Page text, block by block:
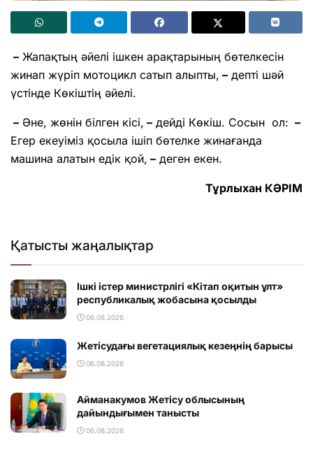
– Жапақтың әйелі ішкен арақтарының бөтелкесін
жинап жүріп мотоцикл сатып алыпты, – депті шәй
үстінде Көкіштің әйелі.
– Әне, жөнін білген кісі, – дейді Көкіш. Сосын ол: –
Егер екеуіміз қосыла ішіп бөтелке жинағанда
машина алатын едік қой, – деген екен.
Тұрлыхан КӘРІМ
Қатысты жаңалықтар
Ішкі істер министрлігі «Кітап оқитын ұлт»
республикалық жобасына қосылды
06.08.2026
Жетісудағы вегетациялық кезеңнің барысы
06.08.2026
Айманакумов Жетісу облысының
дайындығымен танысты
06.08.2026